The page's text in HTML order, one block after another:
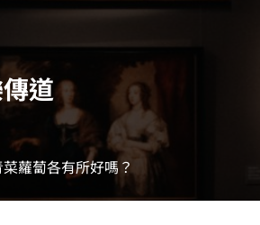
道
蘿蔔各有所好嗎？